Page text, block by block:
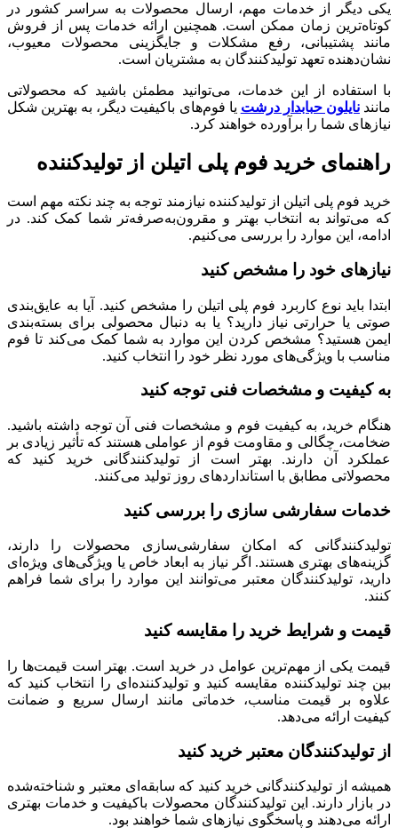
یکی دیگر از خدمات مهم، ارسال محصولات به سراسر کشور در
کوتاه‌ترین زمان ممکن است. همچنین ارائه خدمات پس از فروش
مانند پشتیبانی، رفع مشکلات و جایگزینی محصولات معیوب،
نشان‌دهنده تعهد تولیدکنندگان به مشتریان است.
با استفاده از این خدمات، می‌توانید مطمئن باشید که محصولاتی
مانندنایلون حبابدار درشت یا فوم‌های باکیفیت دیگر، به بهترین شکل
نیازهای شما را برآورده خواهند کرد.
راهنمای خرید فوم پلی اتیلن از تولیدکننده
خرید فوم پلی اتیلن از تولیدکننده نیازمند توجه به چند نکته مهم است
که می‌تواند به انتخاب بهتر و مقرون‌به‌صرفه‌تر شما کمک کند. در
ادامه، این موارد را بررسی می‌کنیم.
نیازهای خود را مشخص کنید
ابتدا باید نوع کاربرد فوم پلی اتیلن را مشخص کنید. آیا به عایق‌بندی
صوتی یا حرارتی نیاز دارید؟ یا به دنبال محصولی برای بسته‌بندی
ایمن هستید؟ مشخص کردن این موارد به شما کمک می‌کند تا فوم
مناسب با ویژگی‌های مورد نظر خود را انتخاب کنید.
به کیفیت و مشخصات فنی توجه کنید
هنگام خرید، به کیفیت فوم و مشخصات فنی آن توجه داشته باشید.
ضخامت، چگالی و مقاومت فوم از عواملی هستند که تأثیر زیادی بر
عملکرد آن دارند. بهتر است از تولیدکنندگانی خرید کنید که
محصولاتی مطابق با استانداردهای روز تولید می‌کنند.
خدمات سفارشی‌ سازی را بررسی کنید
تولیدکنندگانی که امکان سفارشی‌سازی محصولات را دارند،
گزینه‌های بهتری هستند. اگر نیاز به ابعاد خاص یا ویژگی‌های ویژه‌ای
دارید، تولیدکنندگان معتبر می‌توانند این موارد را برای شما فراهم
کنند.
قیمت و شرایط خرید را مقایسه کنید
قیمت یکی از مهم‌ترین عوامل در خرید است. بهتر است قیمت‌ها را
بین چند تولیدکننده مقایسه کنید و تولیدکننده‌ای را انتخاب کنید که
علاوه بر قیمت مناسب، خدماتی مانند ارسال سریع و ضمانت
کیفیت ارائه می‌دهد.
از تولیدکنندگان معتبر خرید کنید
همیشه از تولیدکنندگانی خرید کنید که سابقه‌ای معتبر و شناخته‌شده
در بازار دارند. این تولیدکنندگان محصولات باکیفیت و خدمات بهتری
ارائه می‌دهند و پاسخگوی نیازهای شما خواهند بود.